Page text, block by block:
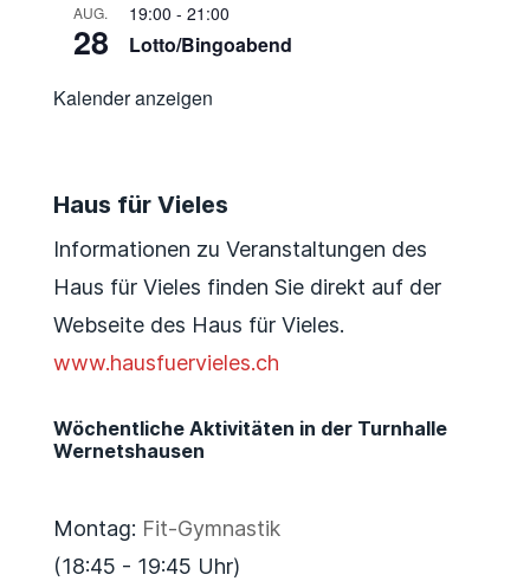
AUG.
28
19:00 - 21:00
Lotto/Bingoabend
Kalender anzeigen
Haus für Vieles
Informationen zu Veranstaltungen des
Haus für Vieles finden Sie direkt auf der
Webseite des Haus für Vieles.
www.hausfuervieles.ch
Wöchentliche Aktivitäten in der Turnhalle
Wernetshausen
Montag: Fit-Gymnastik
(18:45 - 19:45 Uhr)